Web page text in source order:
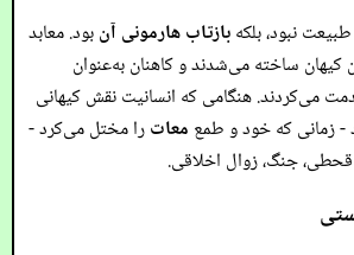
نبود، بلکهبازتاب هارمونی آنبود. معابد
کیهان ساخته می‌شدند و کاهنان به‌عنوان
می‌کردند. هنگامی که انسانیت نقش کیهانی
زمانی که خود و طمع معاترا مختل می‌کرد -
جنگ، زوال اخلاقی.